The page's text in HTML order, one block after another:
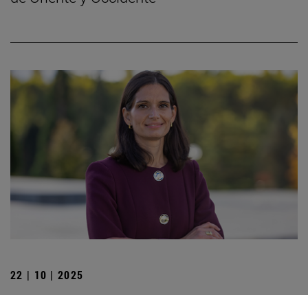
22 | 10 | 2025